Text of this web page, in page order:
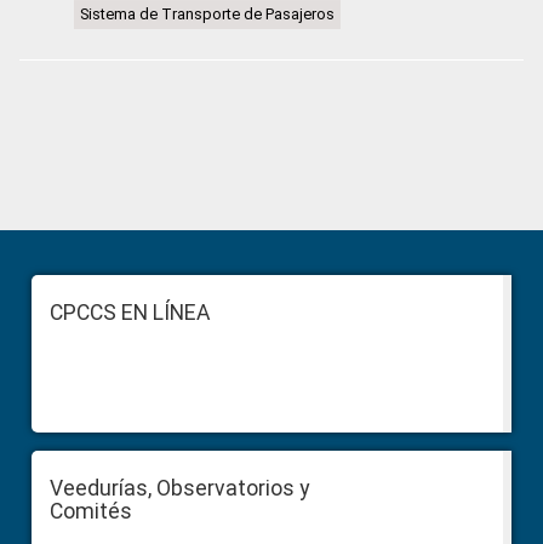
Sistema de Transporte de Pasajeros
Sidebar
FooterCPCCS EN LÍNEA
Veedurías, Observatorios y
Comités